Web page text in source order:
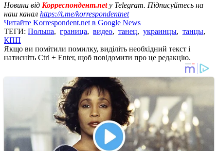
Новини від Корреспондент.netу Telegram. Підписуйтесь на
наш канал https://t.me/korrespondentnet
Читайте Korrespondent.net в Google News
ТЕГИ: Польша, граница, видео, танец, украинцы, танцы,
КПП
Якщо ви помітили помилку, виділіть необхідний текст і
натисніть Ctrl + Enter, щоб повідомити про це редакцію.